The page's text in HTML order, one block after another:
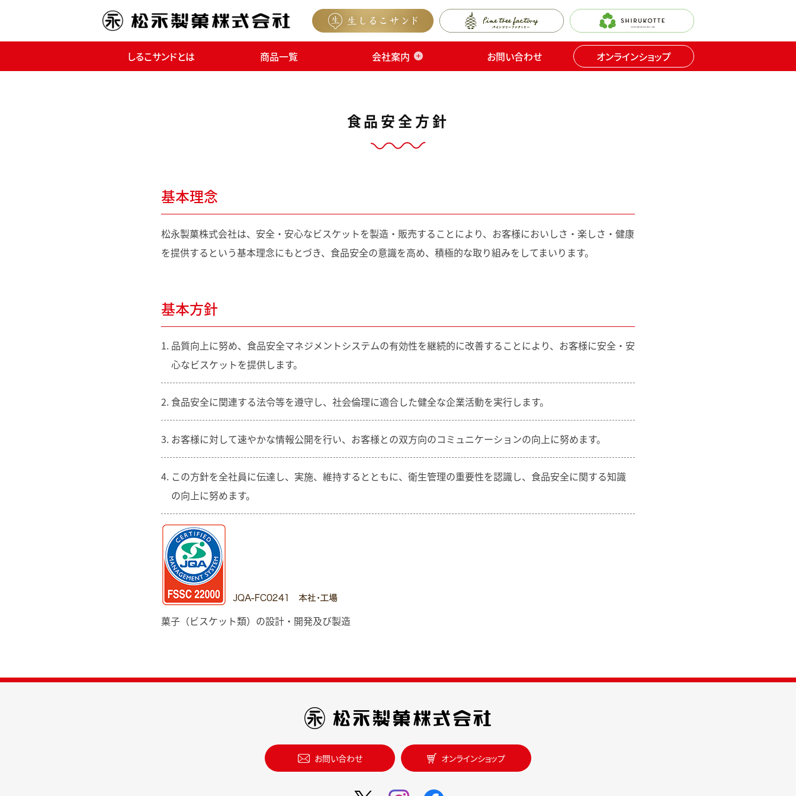
しるこサンドとは 商品一覧 会社案内 お問い合わせ オンラインショップ
食品安全方針
基本理念
松永製菓株式会社は、安全・安心なビスケットを製造・販売することにより、お客様においしさ・楽しさ・健康
を提供するという基本理念にもとづき、食品安全の意識を高め、積極的な取り組みをしてまいります。
基本方針
品質向上に努め、食品安全マネジメントシステムの有効性を継続的に改善することにより、お客様に安全・安
心なビスケットを提供します。
食品安全に関連する法令等を遵守し、社会倫理に適合した健全な企業活動を実行します。
お客様に対して速やかな情報公開を行い、お客様との双方向のコミュニケーションの向上に努めます。
この方針を全社員に伝達し、実施、維持するとともに、衛生管理の重要性を認識し、食品安全に関する知識
の向上に努めます。
菓子（ビスケット類）の設計・開発及び製造
お問い合わせ オンラインショップ